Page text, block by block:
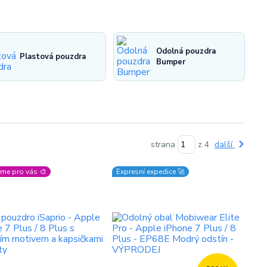
Plastová pouzdra
Odolná pouzdra
Bumper
strana z 4 další
pro vás 🎨 Expresní expedice 🚀